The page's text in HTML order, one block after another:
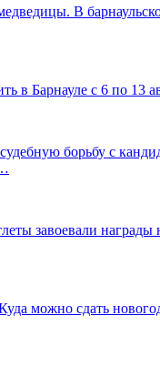
В
в Барнауле с 6 по 13
борьбу с
завоевали награды
можно сдать